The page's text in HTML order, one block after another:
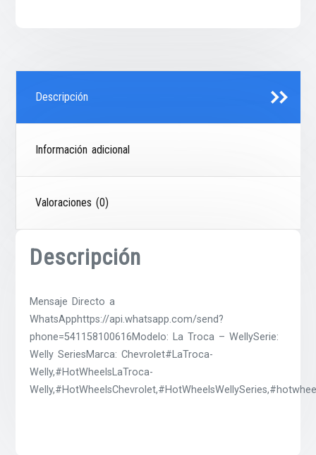
Descripción
Información adicional
Valoraciones (0)
Descripción
Mensaje Directo a
WhatsApphttps://api.whatsapp.com/send?
phone=541158100616Modelo: La Troca – WellySerie:
Welly SeriesMarca: Chevrolet#LaTroca-
Welly,#HotWheelsLaTroca-